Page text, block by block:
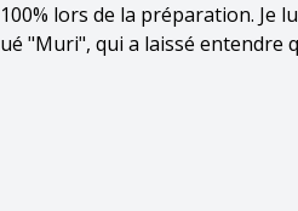
lors de la préparation. Je
"Muri", qui a laissé entendre